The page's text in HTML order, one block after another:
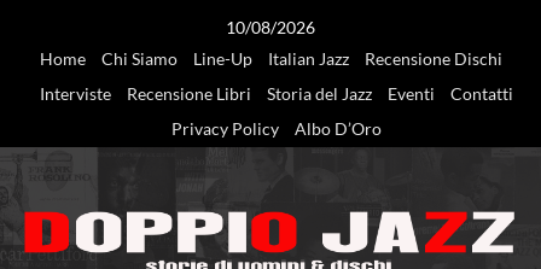
10/08/2026
Home
Chi Siamo Line-Up Italian Jazz
Recensione Dischi
Interviste
Recensione Libri Storia del Jazz Eventi
Contatti
Privacy Policy
Albo D’Oro